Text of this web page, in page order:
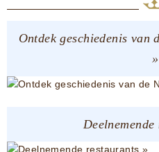
Ontdek geschiedenis van
»